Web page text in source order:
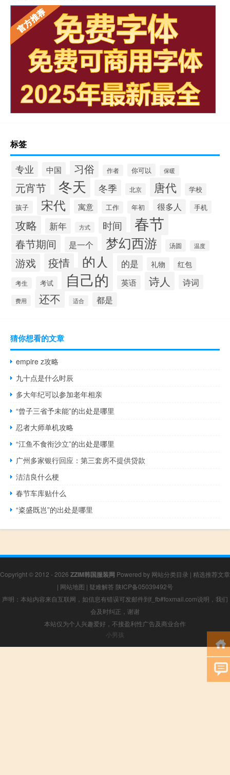
标签
专业 中国 习俗 作者 你可以 保暖
元宵节 冬天 冬季 北京 唐代 学校
孩子 宋代 寓意 工作 年初 很多人 手机
攻略 新年 方式 时间 春节
春节期间 是一个 梦幻西游 汤圆 温度
游戏 疫情 的人 的是 礼物 红包
考生 考试 自己的 英语 诗人 诗词
费用 还不 适合 都是
猜你想看的文章
empire z攻略
九十点是什么时辰
多大年纪可以参加老年相亲
“曾子三省予未能”的出处是哪里
忍者大师单机攻略
“江鱼不食衔沙立”的出处是哪里
广州多家银行回应：第三套房不提供贷款
洁洁良什么梗
春节车库贴什么
“粢盛既岂”的出处是哪里
Copyright © 2012 - 2026 ZZIM韩国服装网 Powered by 网站分类目录 | 精选推荐文章
| 网站地图 | 疑难解答 陕ICP备05039492号
声明：本站内容来自互联网，如信息有错误可发邮件到f_fb#foxmail.com说明，我们
会及时纠正，谢谢
本站仅为个人兴趣爱好，不接盈利性广告及商业合作
小男孩